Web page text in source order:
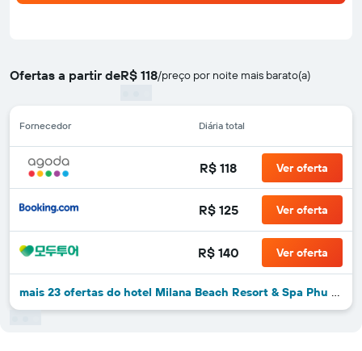
Ofertas a partir deR$ 118/preço por noite mais barato(a)
Fornecedor Diária total
R$ 118 Ver oferta
R$ 125 Ver oferta
R$ 140 Ver oferta
mais 23 ofertas do hotel Milana Beach Resort & Spa Phu Quoc